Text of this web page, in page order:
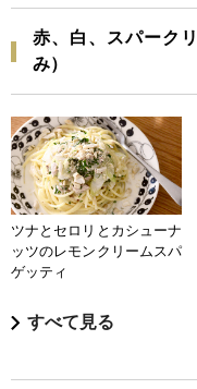
赤、白、スパーク
み）
ツナとセロリとカシューナ
ッツのレモンクリームスパ
ゲッティ
すべて見る